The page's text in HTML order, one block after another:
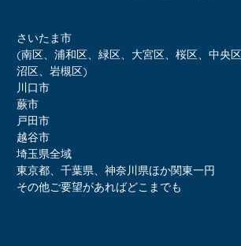
さいたま市
(南区、浦和区、緑区、大宮区、桜区、中央
沼区、岩槻区)
川口市
蕨市
戸田市
越谷市
埼玉県全域
東京都、千葉県、神奈川県ほか関東一円
その他ご要望があればどこまでも